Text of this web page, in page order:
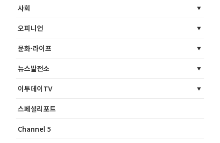
사회
오피니언
문화·라이프
뉴스발전소
이투데이TV
스페셜리포트
Channel 5